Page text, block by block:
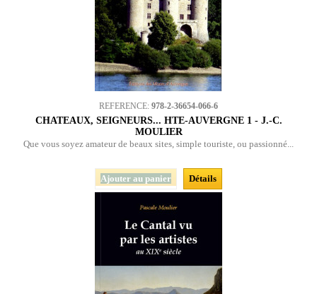
REFERENCE: 978-2-36654-066-6
CHATEAUX, SEIGNEURS... HTE-AUVERGNE 1 - J.-C.
MOULIER
Que vous soyez amateur de beaux sites, simple touriste, ou passionné...
Ajouter au panier Détails